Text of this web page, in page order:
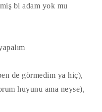
bi adam yok mu
de görmedim ya hiç),
huyunu ama neyse),